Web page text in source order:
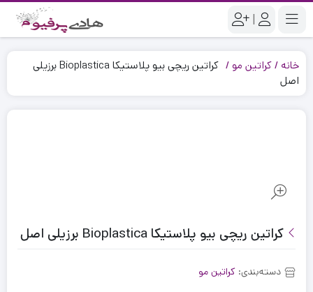
|
خانه کراتین مو
کراتین ریچی بیو پلاستیکا Bioplastica برزیلی
اصل
کراتین ریچی بیو پلاستیکا Bioplastica برزیلی اصل
دسته‌بندی: کراتین مو